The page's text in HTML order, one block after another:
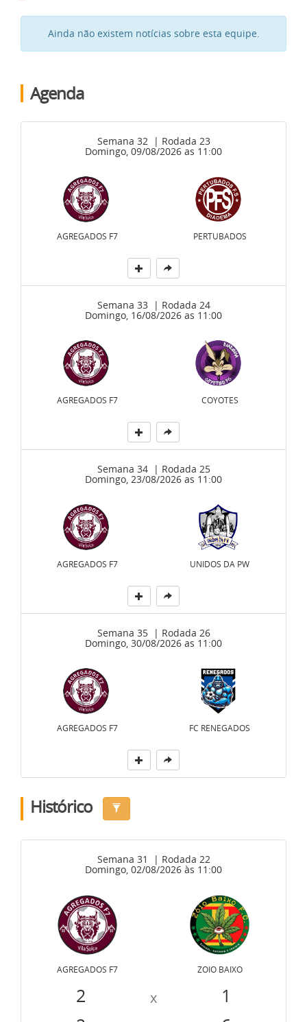
Ainda não existem notícias sobre esta equipe.
Agenda
Semana 32 | Rodada 23
Domingo, 09/08/2026 as 11:00
AGREGADOS F7 PERTUBADOS
Semana 33 | Rodada 24
Domingo, 16/08/2026 as 11:00
AGREGADOS F7 COYOTES
Semana 34 | Rodada 25
Domingo, 23/08/2026 as 11:00
AGREGADOS F7 UNIDOS DA PW
Semana 35 | Rodada 26
Domingo, 30/08/2026 as 11:00
AGREGADOS F7 FC RENEGADOS
Histórico
Semana 31 | Rodada 22
Domingo, 02/08/2026 às 11:00
AGREGADOS F7 ZOIO BAIXO
2 x
1